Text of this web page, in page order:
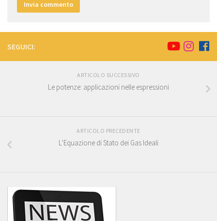
SEGUICI:
ARTICOLO SUCCESSIVO
Le potenze: applicazioni nelle espressioni
ARTICOLO PRECEDENTE
L’Equazione di Stato dei Gas Ideali